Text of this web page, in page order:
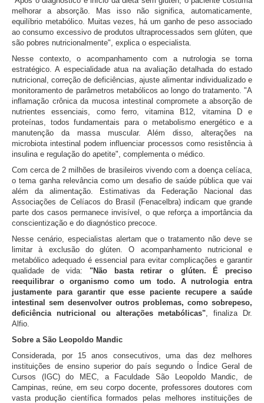
melhorar a absorção. Mas isso não significa, automaticamente,
equilíbrio metabólico. Muitas vezes, há um ganho de peso associado
ao consumo excessivo de produtos ultraprocessados sem glúten, que
são pobres nutricionalmente", explica o especialista.
Nesse contexto, o acompanhamento com a nutrologia se torna
estratégico. A especialidade atua na avaliação detalhada do estado
nutricional, correção de deficiências, ajuste alimentar individualizado e
monitoramento de parâmetros metabólicos ao longo do tratamento. "A
inflamação crônica da mucosa intestinal compromete a absorção de
nutrientes essenciais, como ferro, vitamina B12, vitamina D e
proteínas, todos fundamentais para o metabolismo energético e a
manutenção da massa muscular. Além disso, alterações na
microbiota intestinal podem influenciar processos como resistência à
insulina e regulação do apetite", complementa o médico.
Com cerca de 2 milhões de brasileiros vivendo com a doença celíaca,
o tema ganha relevância como um desafio de saúde pública que vai
além da alimentação. Estimativas da Federação Nacional das
Associações de Celíacos do Brasil (Fenacelbra) indicam que grande
parte dos casos permanece invisível, o que reforça a importância da
conscientização e do diagnóstico precoce.
Nesse cenário, especialistas alertam que o tratamento não deve se
limitar à exclusão do glúten. O acompanhamento nutricional e
metabólico adequado é essencial para evitar complicações e garantir
qualidade de vida: "Não basta retirar o glúten. É preciso
reequilibrar o organismo como um todo. A nutrologia entra
justamente para garantir que esse paciente recupere a saúde
intestinal sem desenvolver outros problemas, como sobrepeso,
deficiência nutricional ou alterações metabólicas" , finaliza Dr.
Alfio.
Sobre a São Leopoldo Mandic
Considerada, por 15 anos consecutivos, uma das dez melhores
instituições de ensino superior do país segundo o Índice Geral de
Cursos (IGC) do MEC, a Faculdade São Leopoldo Mandic, de
Campinas, reúne, em seu corpo docente, professores doutores com
vasta produção científica formados pelas melhores instituições de